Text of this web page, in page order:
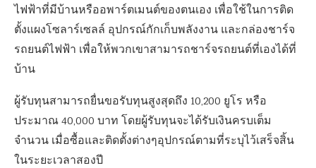
ไฟฟ้าที่มีบ้านหรืออพาร์ตเมนต์ของตนเอง เพื่อใช้ในการติด
ตั้งแผงโซลาร์เซลล์ อุปกรณ์กักเก็บพลังงาน และกล่องชาร์จ
รถยนต์ไฟฟ้า เพื่อให้พวกเขาสามารถชาร์จรถยนต์ที่เองได้ที่
บ้าน
ผู้รับทุนสามารถยื่นขอรับทุนสูงสุดถึง 10,200 ยูโร หรือ
ประมาณ 40,000 บาท โดยผู้รับทุนจะได้รับเงินครบเต็ม
จำนวน เมื่อซื้อและติดตั้งต่างๆอุปกรณ์ตามที่ระบุไว้เสร็จสิ้น
ในระยะเวลาสองปี